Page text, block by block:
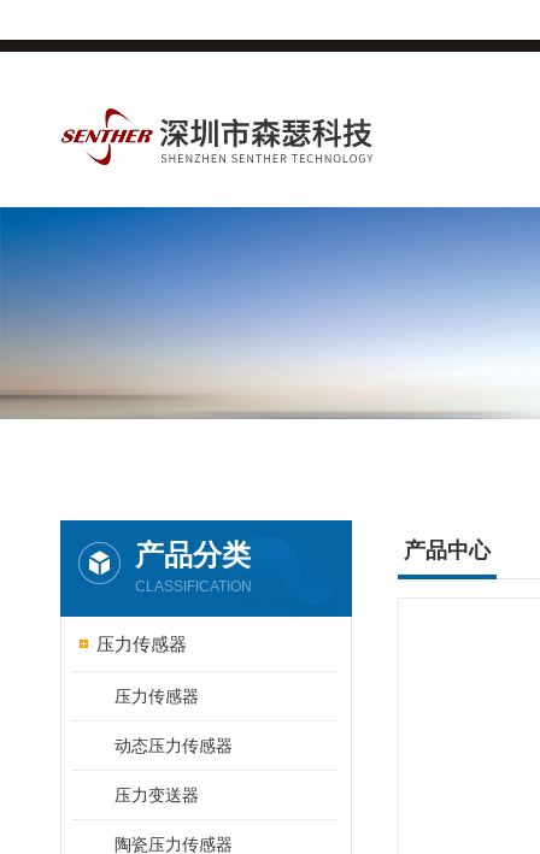
产品分类
CLASSIFICATION
压力传感器
压力传感器
动态压力传感器
压力变送器
陶瓷压力传感器
产品中心